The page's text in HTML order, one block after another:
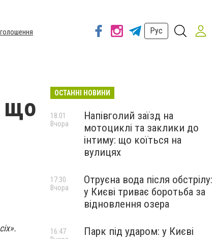
Рус
що
ОСТАННІ НОВИНИ
Напівголий заїзд на
мотоциклі та заклики до
інтиму: що коїться на
вулицях
18:01
Вчора
Отруєна вода після обстрілу:
у Києві триває боротьба за
відновлення озера
17:30
Вчора
Парк під ударом: у Києві
16:47